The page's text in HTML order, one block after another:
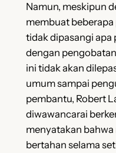
Namun, meskipun
membuat
tidak dipasangi apa
dengan
ini tidak akan
umum sampai
pembantu, Robert
diwawancarai
menyatakan
bertahan selama